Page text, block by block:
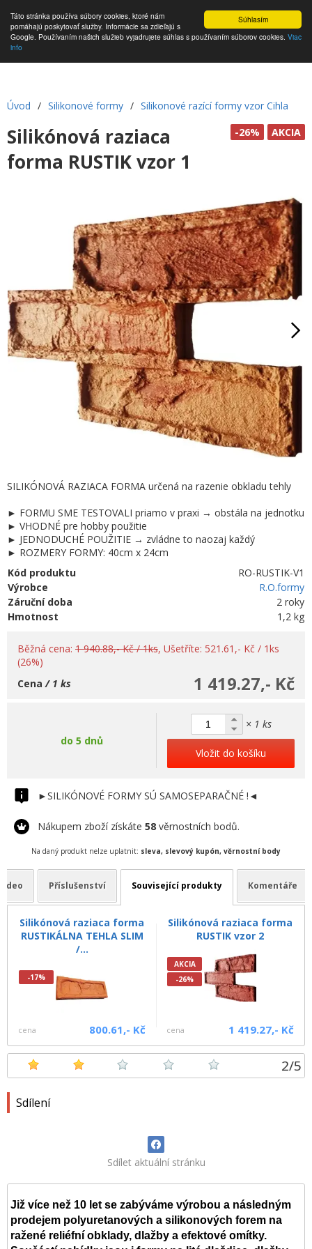
Súhlasím
Táto stránka používa súbory cookies, ktoré nám
pomáhajú poskytovať služby. Informácie sa zdieľajú s
Google. Používaním našich služieb vyjadrujete súhlas s používaním súborov cookies. Viac
info
Úvod / Silikonové formy / Silikonové razící formy vzor Cihla
AKCIA
-26%
Silikónová raziaca
forma RUSTIK vzor 1
SILIKÓNOVÁ RAZIACA FORMA určená na razenie obkladu tehly
► FORMU SME TESTOVALI priamo v praxi → obstála na jednotku
► VHODNÉ pre hobby použitie
► JEDNODUCHÉ POUŽITIE → zvládne to naozaj každý
► ROZMERY FORMY: 40cm x 24cm
Kód produktu
RO-RUSTIK-V1
Výrobce
R.O.formy
Záruční doba
2 roky
Hmotnost
1,2 kg
Běžná cena: 1 940.88,- Kč / 1ks, Ušetříte: 521.61,- Kč / 1ks
(26%)
1 419.27,- Kč
Cena / 1 ks
do 5 dnů
× 1 ks
Vložit do košíku
►SILIKÓNOVÉ FORMY SÚ SAMOSEPARAČNÉ !◄
Nákupem zboží získáte 58 věrnostních bodů.
Na daný produkt nelze uplatnit: sleva, slevový kupón, věrnostní body
Příslušenství Související produkty Komentáře
Silikónová raziaca forma
RUSTIKÁLNA TEHLA SLIM
/...
-17%
cena 800.61,- Kč
Silikónová raziaca forma
RUSTIK vzor 2
AKCIA
-26%
cena 1 419.27,- Kč
2/5
Sdílení
Sdílet aktuální stránku
Již více než 10 let se zabýváme výrobou a následným
prodejem polyuretanových a silikonových forem na
ražené reliéfní obklady, dlažby a efektové omítky.